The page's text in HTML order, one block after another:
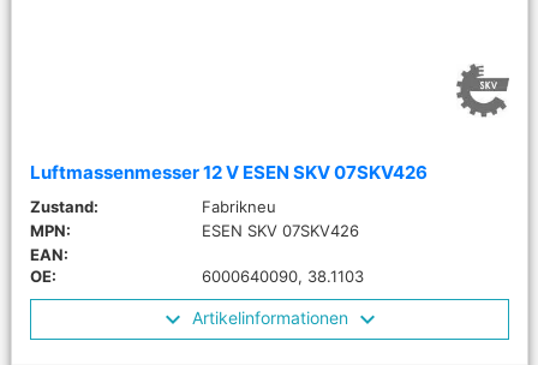
Luftmassenmesser 12 V ESEN SKV 07SKV426
Zustand:
Fabrikneu
MPN:
ESEN SKV 07SKV426
EAN:
OE:
6000640090, 38.1103
Artikelinformationen